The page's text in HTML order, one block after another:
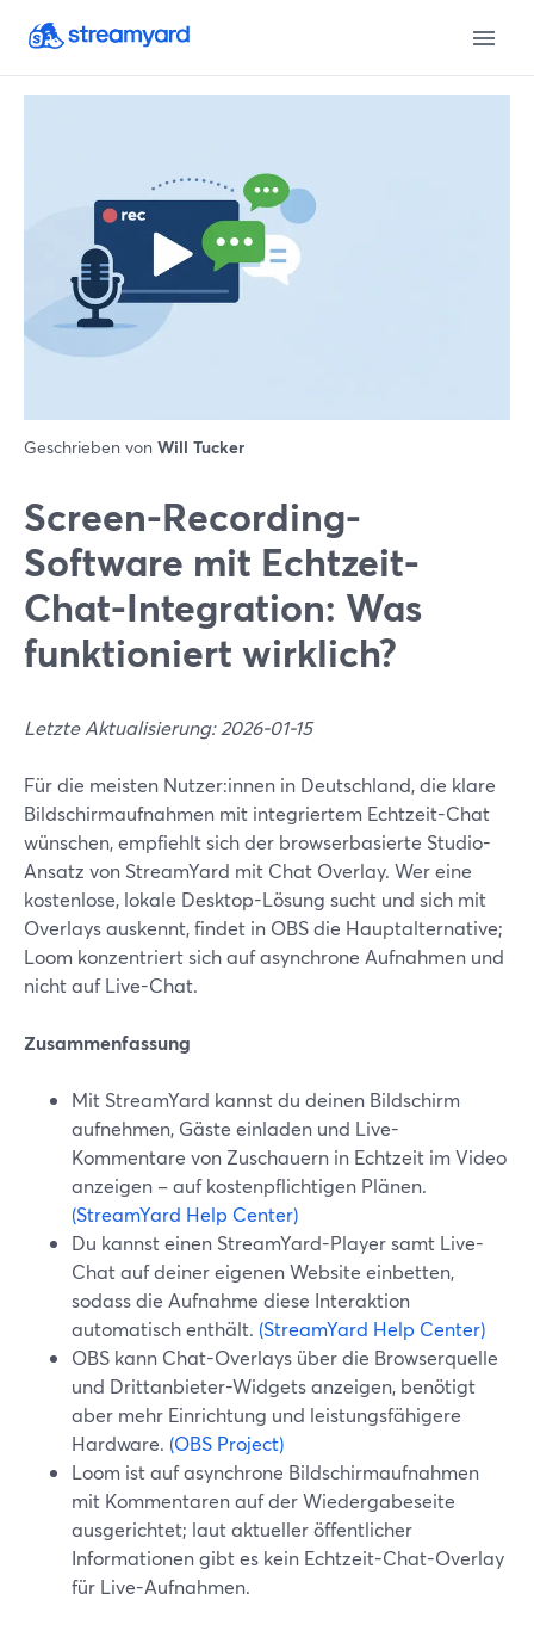
Geschrieben von Will Tucker
Screen-Recording-
Software mit Echtzeit-
Chat-Integration: Was
funktioniert wirklich?
Letzte Aktualisierung: 2026-01-15
Für die meisten Nutzer:innen in Deutschland, die klare
Bildschirmaufnahmen mit integriertem Echtzeit-Chat
wünschen, empfiehlt sich der browserbasierte Studio-
Ansatz von StreamYard mit Chat Overlay. Wer eine
kostenlose, lokale Desktop-Lösung sucht und sich mit
Overlays auskennt, findet in OBS die Hauptalternative;
Loom konzentriert sich auf asynchrone Aufnahmen und
nicht auf Live-Chat.
Zusammenfassung
Mit StreamYard kannst du deinen Bildschirm
aufnehmen, Gäste einladen und Live-
Kommentare von Zuschauern in Echtzeit im Video
anzeigen – auf kostenpflichtigen Plänen.
(StreamYard Help Center)
Du kannst einen StreamYard-Player samt Live-
Chat auf deiner eigenen Website einbetten,
sodass die Aufnahme diese Interaktion
automatisch enthält. (StreamYard Help Center)
OBS kann Chat-Overlays über die Browserquelle
und Drittanbieter-Widgets anzeigen, benötigt
aber mehr Einrichtung und leistungsfähigere
Hardware. (OBS Project)
Loom ist auf asynchrone Bildschirmaufnahmen
mit Kommentaren auf der Wiedergabeseite
ausgerichtet; laut aktueller öffentlicher
Informationen gibt es kein Echtzeit-Chat-Overlay
für Live-Aufnahmen.